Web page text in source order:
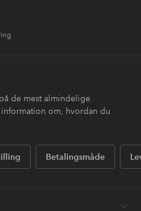
de mest almindelige
om, hvordan du
Betalingsmåde